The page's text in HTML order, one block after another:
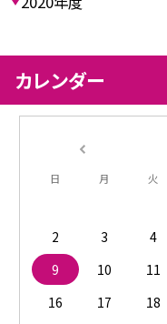
カレンダー
日 月 火
2
3 4
9
10 11
16
17 18